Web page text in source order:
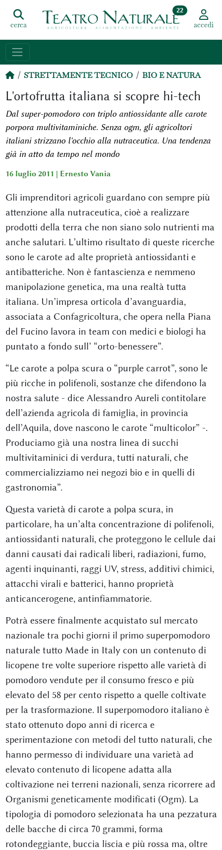
cerca
22
accedi
STRETTAMENTE TECNICO BIO E NATURA
L'ortofrutta italiana si scopre hi-tech
Dal super-pomodoro con triplo antiossidante alle carote
porpora multivitaminiche. Senza ogm, gli agricoltori
italiani strizzano l'occhio alla nutraceutica. Una tendenza
già in atto da tempo nel mondo
16 luglio 2011 | Ernesto Vania
Gli imprenditori agricoli guardano con sempre più
attenzione alla nutraceutica, cioè a realizzare
prodotti della terra che non siano solo nutrienti ma
anche salutari. L’ultimo risultato di queste ricerche
sono le carote ad alte proprietà antiossidanti e
antibatteriche. Non è fantascienza e nemmeno
manipolazione genetica, ma una realtà tutta
italiana. Un’impresa orticola d’avanguardia,
associata a Confagricoltura, che opera nella Piana
del Fucino lavora in team con medici e biologi ha
puntato a fondo sull’ “orto-benessere”.
“Le carote a polpa scura o “purple carrot”, sono le
più ricche in polifenoli, sostanze che difendono la
nostra salute - dice Alessandro Aureli contitolare
dell’azienda agricola di famiglia, in provincia
dell’Aquila, dove nascono le carote “multicolor” -.
Produciamo già una nostra linea di succhi
multivitaminici di verdura, tutti naturali, che
commercializziamo nei negozi bio e in quelli di
gastronomia”.
Questa varietà di carote a polpa scura, in
particolare, ha un’alta concentrazione di polifenoli,
antiossidanti naturali, che proteggono le cellule dai
danni causati dai radicali liberi, radiazioni, fumo,
agenti inquinanti, raggi UV, stress, additivi chimici,
attacchi virali e batterici, hanno proprietà
anticancerogene, antinfiammatorie.
Potrà essere finalmente acquistato sul mercato
nazionale tra pochi giorni il primo superpomodoro
naturale tutto Made in Italy con un contenuto di
licopene tre volte superiore rispetto alle varietà di
pomodoro vendute per il consumo fresco e più
elevato del 58 per cento rispetto a quelle coltivate
per la trasformazione. Il superpomodoro italiano è
stato ottenuto dopo anni di ricerca e
sperimentazione con metodi del tutto naturali, che
hanno permesso di individuare una varietà ad
elevato contenuto di licopene adatta alla
coltivazione nei terreni nazionali, senza ricorrere ad
Organismi geneticamente modificati (Ogm). La
tipologia di pomodoro selezionata ha una pezzatura
delle bacche di circa 70 grammi, forma
rotondeggiante, buccia liscia e più rossa ma, oltre